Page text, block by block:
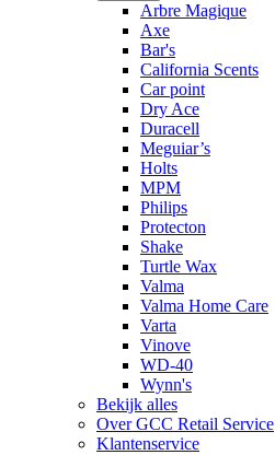
Arbre Magique
Axe
Bar's
California Scents
Car point
Dry Ace
Duracell
Meguiar’s
Holts
MPM
Philips
Protecton
Shake
Turtle Wax
Valma
Valma Home Care
Varta
Vinove
WD-40
Wynn's
Bekijk alles
Over GCC Retail Service
Klantenservice